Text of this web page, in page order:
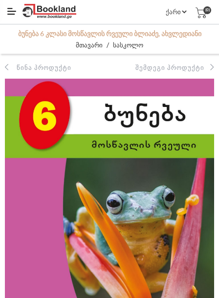
(0)
ᲑᲣᲜᲔᲑᲐ 6 ᲙᲚᲐᲡᲘ ᲛᲝᲡᲬᲐᲕᲚᲘᲡ ᲠᲕᲔᲣᲚᲘ ᲑᲚᲘᲐᲫᲔ, ᲐᲮᲕᲚᲔᲓᲘᲐᲜᲘ
მთავარი / სასკოლო
ᲬᲘᲜᲐ ᲞᲠᲝᲓᲣᲥᲢᲘ ᲨᲔᲛᲓᲔᲒᲘ ᲞᲠᲝᲓᲣᲥᲢᲘ